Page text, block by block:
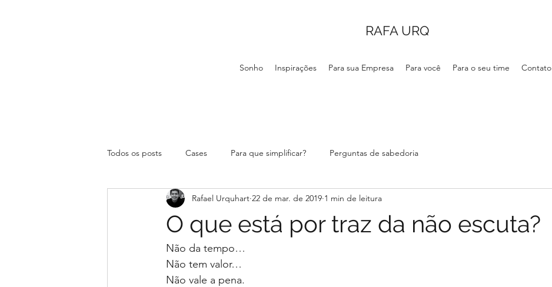
RAFA URQ
Sonho Inspirações Para sua Empresa Para você Para o seu time Contato
Todos os posts Cases Para que simplificar? Perguntas de sabedoria
O que está por traz da não escuta?
Rafael Urquhart 22 de mar. de 2019 1 min de leitura
Não da tempo…
Não tem valor…
Não vale a pena.